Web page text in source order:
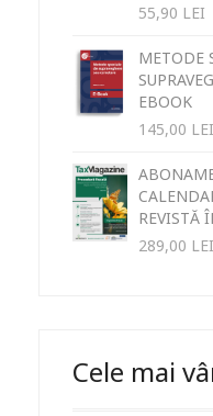
55,90 LEI
METODE
EBOOK
145,00 LEI
REVISTĂ
289,00 LEI
Cele mai